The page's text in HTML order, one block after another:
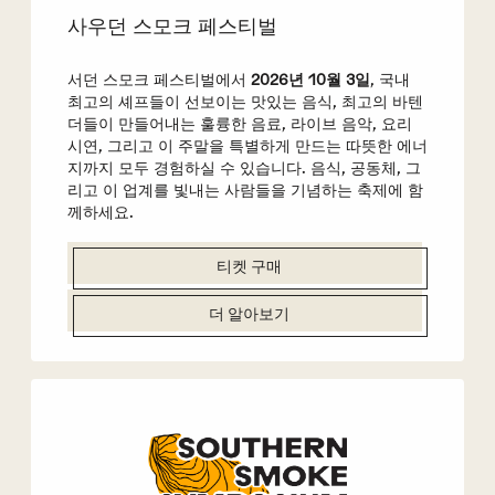
사우던 스모크 페스티벌
서던 스모크 페스티벌에서 2026년 10월 3일, 국내
최고의 셰프들이 선보이는 맛있는 음식, 최고의 바텐
더들이 만들어내는 훌륭한 음료, 라이브 음악, 요리
시연, 그리고 이 주말을 특별하게 만드는 따뜻한 에너
지까지 모두 경험하실 수 있습니다. 음식, 공동체, 그
리고 이 업계를 빛내는 사람들을 기념하는 축제에 함
께하세요.
티켓 구매
더 알아보기